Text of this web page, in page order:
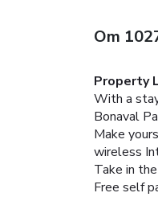
Om
Property
With a
Bonaval
Make
wireless
Take in
Free self